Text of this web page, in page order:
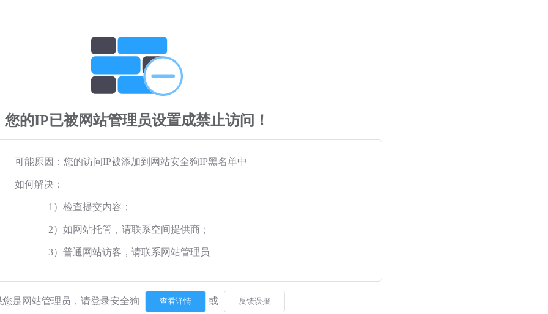
您的IP已被网站管理员设置成禁止访问！
可能原因：您的访问IP被添加到网站安全狗IP黑名单中
如何解决：
1）检查提交内容；
2）如网站托管，请联系空间提供商；
3）普通网站访客，请联系网站管理员
您是网站管理员，请登录安全狗 或